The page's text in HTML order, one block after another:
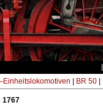
Einheitslokomotiven
BR 50|
1767